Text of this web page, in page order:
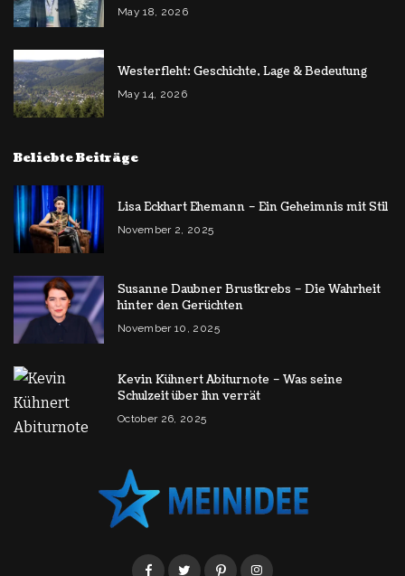
May 18, 2026
Westerfleht: Geschichte, Lage & Bedeutung
May 14, 2026
Beliebte Beiträge
Lisa Eckhart Ehemann – Ein Geheimnis mit Stil
November 2, 2025
Susanne Daubner Brustkrebs – Die Wahrheit
hinter den Gerüchten
November 10, 2025
Kevin Kühnert Abiturnote – Was seine
Schulzeit über ihn verrät
October 26, 2025